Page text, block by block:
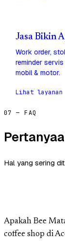
Jasa Bikin
Work order,
reminder
mobil & motor.
Lihat layanan
07 — FAQ
Hal yang sering
Apakah Bee
coffee shop di